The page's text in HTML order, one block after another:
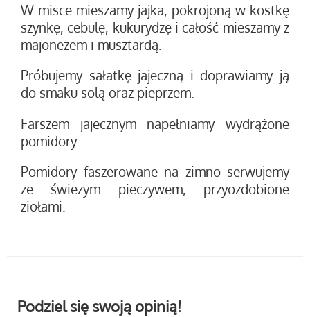
W misce mieszamy jajka, pokrojoną w kostkę
szynkę, cebulę, kukurydzę i całość mieszamy z
majonezem i musztardą.
Próbujemy sałatkę jajeczną i doprawiamy ją
do smaku solą oraz pieprzem.
Farszem jajecznym napełniamy wydrążone
pomidory.
Pomidory faszerowane na zimno serwujemy
ze świeżym pieczywem, przyozdobione
ziołami.
Podziel się swoją opinią!